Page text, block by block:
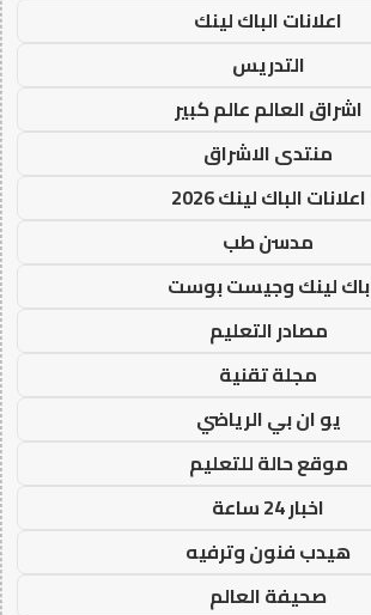
اعلانات الباك لينك
التدريس
اشراق العالم عالم كبير
منتدى الاشراق
اعلانات الباك لينك 2026
مدسن طب
باك لينك وجيست بوست
مصادر التعليم
مجلة تقنية
يو ان بي الرياضي
موقع حالة للتعليم
اخبار 24 ساعة
هيدب فنون وترفيه
صحيفة العالم